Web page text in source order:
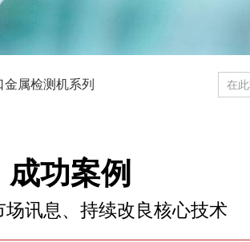
属检测机系列
成功案例
场讯息、持续改良核心技术